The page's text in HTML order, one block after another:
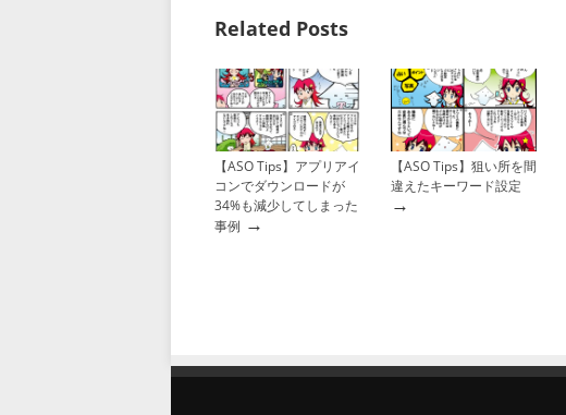
Related Posts
【ASO Tips】アプリアイ
コンでダウンロードが
34%も減少してしまった
事例 →
【ASO Tips】狙い所を間
違えたキーワード設定
→